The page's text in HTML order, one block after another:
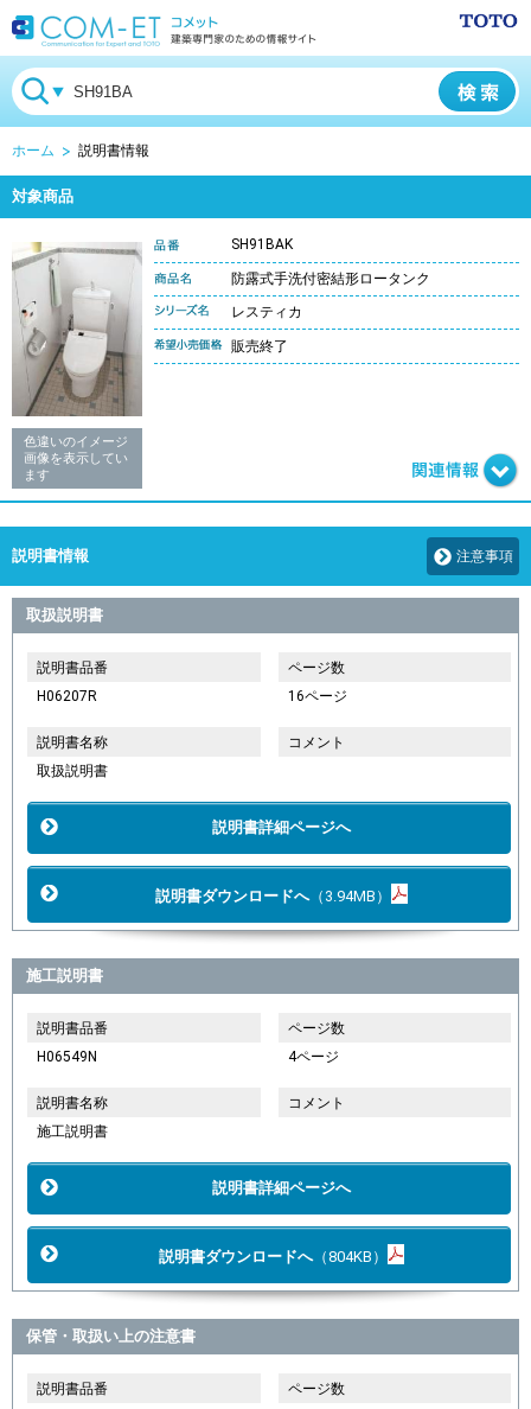
ホーム 説明書情報
対象商品
色違いのイメージ
画像を表示してい
ます
SH91BAK
防露式手洗付密結形ロータンク
レスティカ
販売終了
説明書情報 注意事項
取扱説明書
説明書品番
H06207R
ページ数
16ページ
説明書名称
取扱説明書
コメント
説明書詳細ページへ
説明書ダウンロードへ（3.94MB）
施工説明書
説明書品番
H06549N
ページ数
4ページ
説明書名称
施工説明書
コメント
説明書詳細ページへ
説明書ダウンロードへ（804KB）
保管・取扱い上の注意書
説明書品番
ページ数